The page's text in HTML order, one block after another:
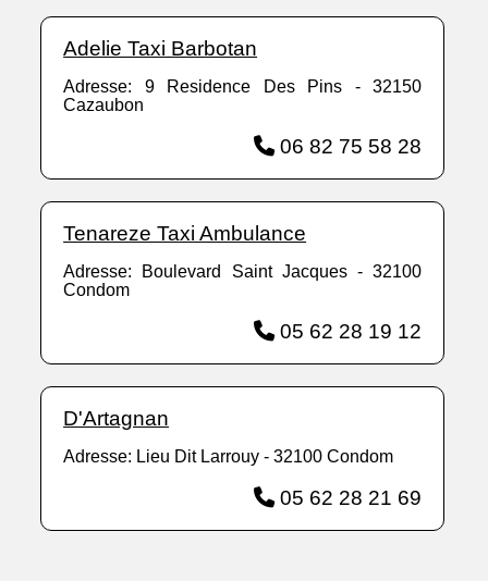
Adelie Taxi Barbotan
Adresse: 9 Residence Des Pins - 32150
Cazaubon
06 82 75 58 28
Tenareze Taxi Ambulance
Adresse: Boulevard Saint Jacques - 32100
Condom
05 62 28 19 12
D'Artagnan
Adresse: Lieu Dit Larrouy - 32100 Condom
05 62 28 21 69